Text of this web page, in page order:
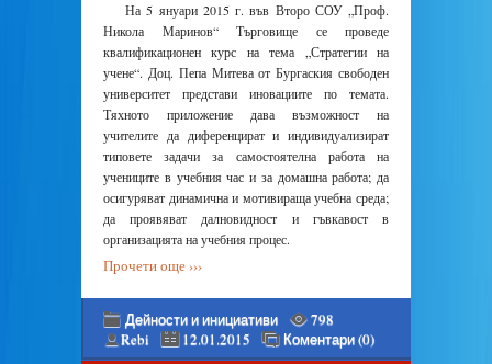
На 5 януари 2015 г. във Второ СОУ „Проф.
Никола Маринов“ Търговище се проведе
квалификационен курс на тема „Стратегии на
учене“. Доц. Пепа Митева от Бургаския свободен
университет представи иновациите по темата.
Тяхното приложение дава възможност на
учителите да диференцират и индивидуализират
типовете задачи за самостоятелна работа на
учениците в учебния час и за домашна работа; да
осигуряват динамична и мотивираща учебна среда;
да проявяват далновидност и гъвкавост в
организацията на учебния процес.
Прочети още ›››
Дейности и инициативи
798
Rebi
12.01.2015 Коментари (0)